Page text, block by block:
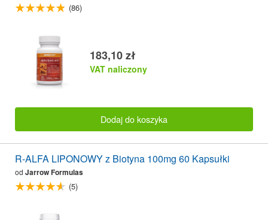
(86)
183,10 zł
VAT naliczony
Dodaj do koszyka
R-ALFA LIPONOWY z Biotyna 100mg 60 Kapsułki
od Jarrow Formulas
(5)